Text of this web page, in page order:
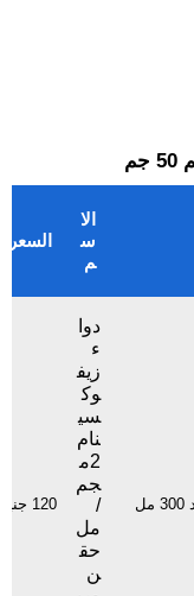
الا
س
م
السعر
دوا
ء
زيف
وك
سي
نام
2م
جم
/
مل
حق
ن
120 جنيهاً